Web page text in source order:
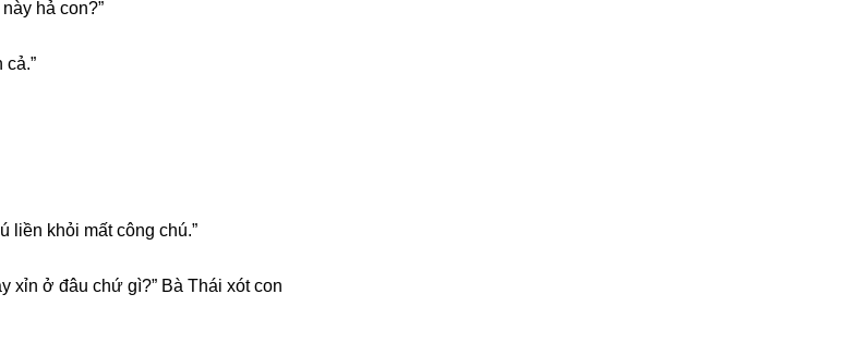
hả con?”
liền khỏi mất cônɡ chú.”
xỉn ở đâu chứ ɡì?” Bà Thái xót con